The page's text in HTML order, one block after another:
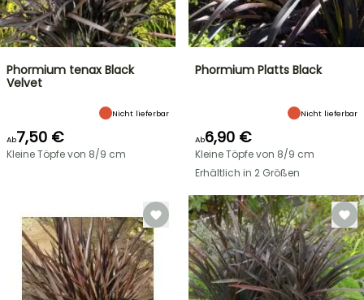
Phormium tenax Black
Velvet
Nicht lieferbar
Ab7,50 €
Kleine Töpfe von 8/9 cm
Phormium Platts Black
Nicht lieferbar
Ab6,90 €
Kleine Töpfe von 8/9 cm
Erhältlich in 2 Größen